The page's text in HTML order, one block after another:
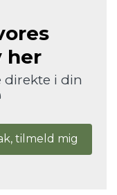
her
direkte i din
tilmeld mig